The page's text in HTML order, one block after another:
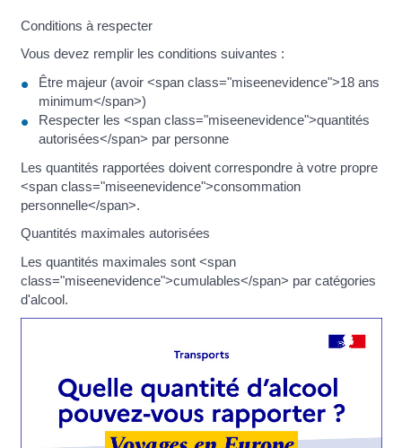
Conditions à respecter
Vous devez remplir les conditions suivantes :
Être majeur (avoir <span class="miseenevidence">18 ans
minimum</span>)
Respecter les <span class="miseenevidence">quantités
autorisées</span> par personne
Les quantités rapportées doivent correspondre à votre propre
<span class="miseenevidence">consommation
personnelle</span>.
Quantités maximales autorisées
Les quantités maximales sont <span
class="miseenevidence">cumulables</span> par catégories
d'alcool.